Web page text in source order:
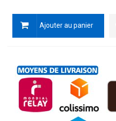
Ajouter au panier